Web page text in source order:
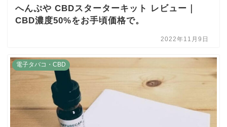
へんぷや CBDスターターキット レビュー｜
CBD濃度50%をお手頃価格で。
2022年11月9日
電子タバコ・CBD